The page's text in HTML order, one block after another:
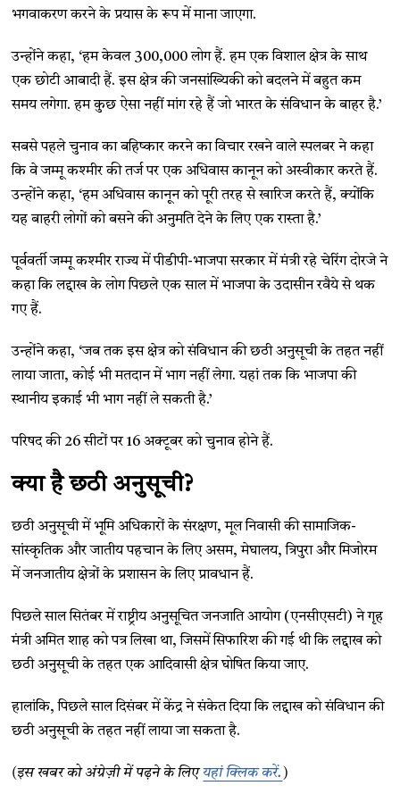
भगवाकरण करने के प्रयास के रूप में माना जाएगा.
उन्होंने कहा, ‘हम केवल 300,000 लोग हैं. हम एक विशाल क्षेत्र के साथ
एक छोटी आबादी हैं. इस क्षेत्र की जनसांख्यिकी को बदलने में बहुत कम
समय लगेगा. हम कुछ ऐसा नहीं मांग रहे हैं जो भारत के संविधान के बाहर है.’
सबसे पहले चुनाव का बहिष्कार करने का विचार रखने वाले स्पलबर ने कहा
कि वे जम्मू कश्मीर की तर्ज पर एक अधिवास कानून को अस्वीकार करते हैं.
उन्होंने कहा, ‘हम अधिवास कानून को पूरी तरह से खारिज करते हैं, क्योंकि
यह बाहरी लोगों को बसने की अनुमति देने के लिए एक रास्ता है.’
पूर्ववर्ती जम्मू कश्मीर राज्य में पीडीपी-भाजपा सरकार में मंत्री रहे चेरिंग दोरजे ने
कहा कि लद्दाख के लोग पिछले एक साल में भाजपा के उदासीन रवैये से थक
गए हैं.
उन्होंने कहा, ‘जब तक इस क्षेत्र को संविधान की छठी अनुसूची के तहत नहीं
लाया जाता, कोई भी मतदान में भाग नहीं लेगा. यहां तक कि भाजपा की
स्थानीय इकाई भी भाग नहीं ले सकती है.’
परिषद की 26 सीटों पर 16 अक्टूबर को चुनाव होने हैं.
क्या है छठी अनुसूची?
छठी अनुसूची में भूमि अधिकारों के संरक्षण, मूल निवासी की सामाजिक-
सांस्कृतिक और जातीय पहचान के लिए असम, मेघालय, त्रिपुरा और मिजोरम
में जनजातीय क्षेत्रों के प्रशासन के लिए प्रावधान हैं.
पिछले साल सितंबर में राष्ट्रीय अनुसूचित जनजाति आयोग (एनसीएसटी) ने गृह
मंत्री अमित शाह को पत्र लिखा था, जिसमें सिफारिश की गई थी कि लद्दाख को
छठी अनुसूची के तहत एक आदिवासी क्षेत्र घोषित किया जाए.
हालांकि, पिछले साल दिसंबर में केंद्र ने संकेत दिया कि लद्दाख को संविधान की
छठी अनुसूची के तहत नहीं लाया जा सकता है.
(इस खबर को अंग्रेज़ी में पढ़ने के लिएयहां क्लिक करें. )